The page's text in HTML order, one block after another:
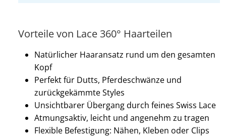
Vorteile von Lace 360° Haarteilen
Natürlicher Haaransatz rund um den gesamten
Kopf
Perfekt für Dutts, Pferdeschwänze und
zurückgekämmte Styles
Unsichtbarer Übergang durch feines Swiss Lace
Atmungsaktiv, leicht und angenehm zu tragen
Flexible Befestigung: Nähen, Kleben oder Clips